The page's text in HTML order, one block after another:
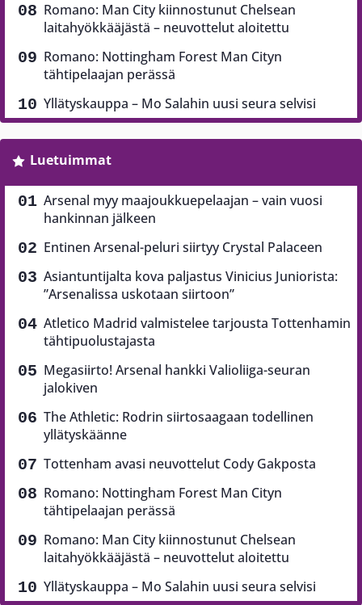
Romano: Man City kiinnostunut Chelsean
laitahyökkääjästä – neuvottelut aloitettu
Romano: Nottingham Forest Man Cityn
tähtipelaajan perässä
Yllätyskauppa – Mo Salahin uusi seura selvisi
Luetuimmat
Arsenal myy maajoukkuepelaajan – vain vuosi
hankinnan jälkeen
Entinen Arsenal-peluri siirtyy Crystal Palaceen
Asiantuntijalta kova paljastus Vinicius Juniorista:
”Arsenalissa uskotaan siirtoon”
Atletico Madrid valmistelee tarjousta Tottenhamin
tähtipuolustajasta
Megasiirto! Arsenal hankki Valioliiga-seuran
jalokiven
The Athletic: Rodrin siirtosaagaan todellinen
yllätyskäänne
Tottenham avasi neuvottelut Cody Gakposta
Romano: Nottingham Forest Man Cityn
tähtipelaajan perässä
Romano: Man City kiinnostunut Chelsean
laitahyökkääjästä – neuvottelut aloitettu
Yllätyskauppa – Mo Salahin uusi seura selvisi